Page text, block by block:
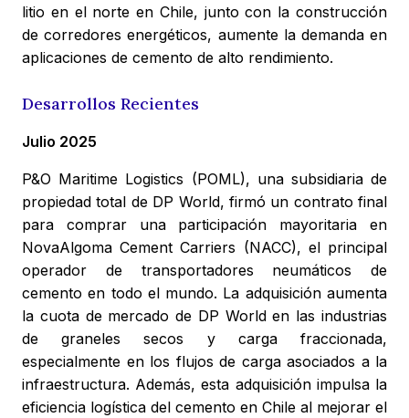
litio en el norte en Chile, junto con la construcción
de corredores energéticos, aumente la demanda en
aplicaciones de cemento de alto rendimiento.
Desarrollos Recientes
Julio 2025
P&O Maritime Logistics (POML), una subsidiaria de
propiedad total de DP World, firmó un contrato final
para comprar una participación mayoritaria en
NovaAlgoma Cement Carriers (NACC), el principal
operador de transportadores neumáticos de
cemento en todo el mundo. La adquisición aumenta
la cuota de mercado de DP World en las industrias
de graneles secos y carga fraccionada,
especialmente en los flujos de carga asociados a la
infraestructura. Además, esta adquisición impulsa la
eficiencia logística del cemento en Chile al mejorar el